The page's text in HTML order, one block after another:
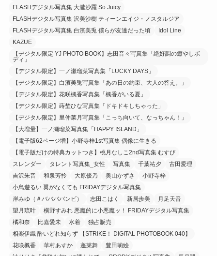
FLASHデジタル写真集 大瀧沙羅 So Juicy
FLASHデジタル写真集 沢美沙樹 ティーンエイジ・ノスタルジア
FLASHデジタル写真集 白濱美兎 僕らが友達だった頃
Idol Line
KAZUE
【デジタル限定 YJ PHOTO BOOK】志田音々写真集「絶好調の癒やしボ
ディ」
【デジタル限定】一ノ瀬瑠菜写真集「LUCKY DAYS」
【デジタル限定】白濱美兎写真集「あの日の約束、大人の答え。」
【デジタル限定】花咲楓香写真集「楓香がいる夏」
【デジタル限定】蒔埜ひな写真集「ドキドキしちゃった」
【デジタル限定】里仲菜月写真集「こっち向いて、なっちゃん！」
【大増量】一ノ瀬瑠菜写真集「HAPPY ISLAND」
【電子版62ページ増】小野寺梓1st写真集 偶像に生きる
【電子版だけの特典カットつき】桃月なしこ2nd写真集 むすび
スレンダー
タレント写真集_女性 写真集 千葉祐夕
古田愛理
吉沢朱音
和泉芳怜 大原優乃 奥山かずさ
小野寺梓
小鳥遊るい 翼がなくても FRIDAYデジタル写真集
岸みゆ（＃ババババンビ）
志田こはく 新居歩美
月足天音
望月琉叶
横野すみれ 悪魔的に小悪魔ッ！ FRIDAYデジタル写真集
橘和奈
比嘉愛未 水着
独占販売
相楽伊織 酔いどれ知らず 【STRiKE！ DIGITAL PHOTOBOOK 040】
花咲楓香
華村あすか 蓬莱舞
豊田萌絵